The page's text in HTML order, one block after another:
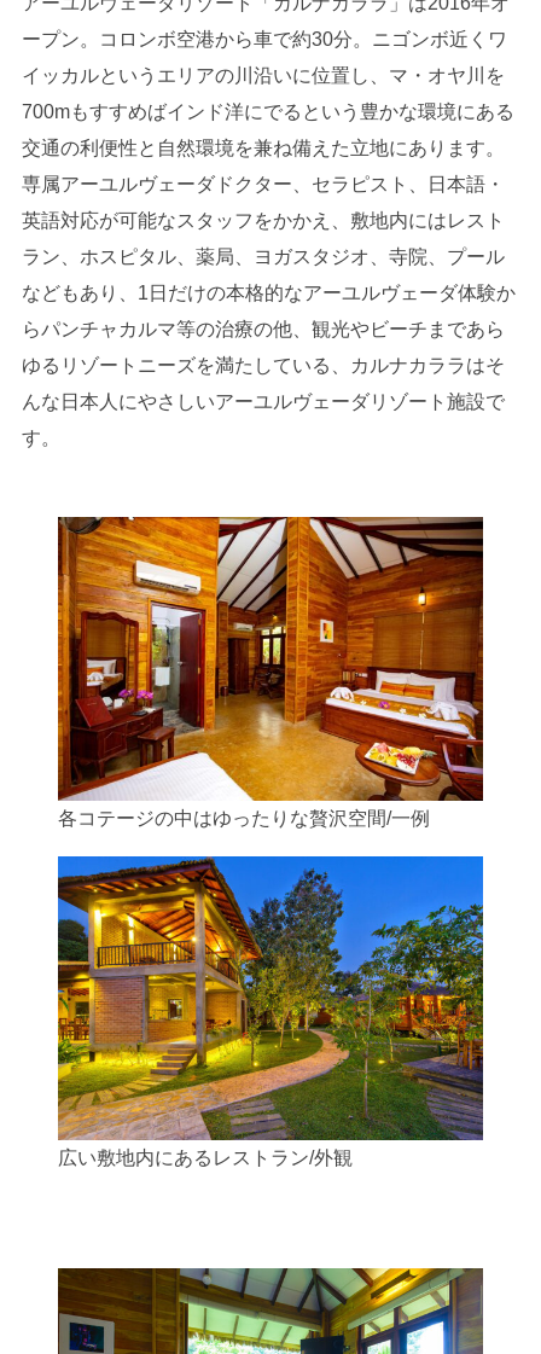
ープン。コロンボ空港から車で約30分。ニゴンボ近くワ
イッカルというエリアの川沿いに位置し、マ・オヤ川を
700mもすすめばインド洋にでるという豊かな環境にある
交通の利便性と自然環境を兼ね備えた立地にあります。
専属アーユルヴェーダドクター、セラピスト、日本語・
英語対応が可能なスタッフをかかえ、敷地内にはレスト
ラン、ホスピタル、薬局、ヨガスタジオ、寺院、プール
などもあり、1日だけの本格的なアーユルヴェーダ体験か
らパンチャカルマ等の治療の他、観光やビーチまであら
ゆるリゾートニーズを満たしている、カルナカララはそ
んな日本人にやさしいアーユルヴェーダリゾート施設で
す。
各コテージの中はゆったりな贅沢空間/一例
広い敷地内にあるレストラン/外観